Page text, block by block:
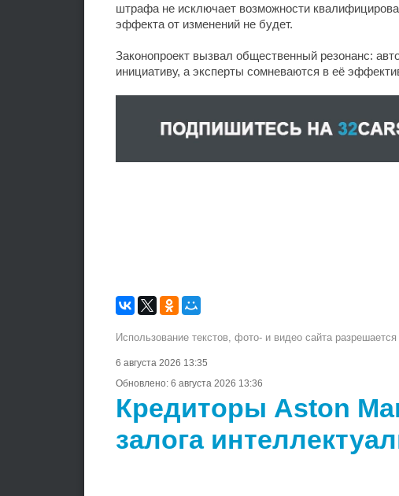
штрафа не исключает возможности
эффекта от изменений не будет.
Законопроект вызвал общественный резонанс:
инициативу, а эксперты сомневаются в её
Использование текстов, фото- и видео сайта
6 августа 2026 13:35
Обновлено: 6 августа 2026 13:36
Кредиторы Aston
залога